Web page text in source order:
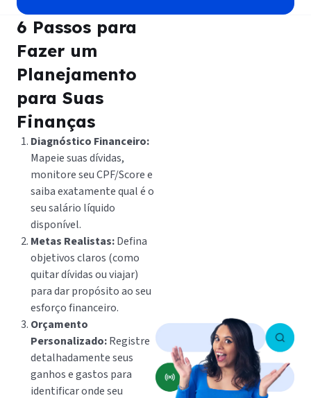
6 Passos para
Fazer um
Planejamento
para Suas
Finanças
Diagnóstico Financeiro:
Mapeie suas dívidas,
monitore seu CPF/Score e
saiba exatamente qual é o
seu salário líquido
disponível.
Metas Realistas:Defina
objetivos claros (como
quitar dívidas ou viajar)
para dar propósito ao seu
esforço financeiro.
Orçamento
Personalizado:Registre
detalhadamente seus
ganhos e gastos para
identificar onde seu